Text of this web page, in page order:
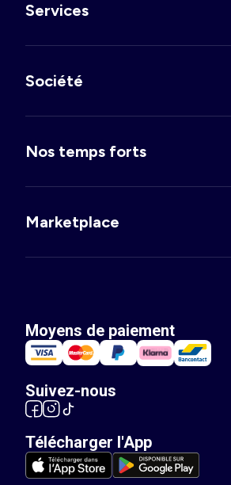
Services
Société
Nos temps forts
Marketplace
Moyens de paiement
Suivez-nous
Télécharger l'App